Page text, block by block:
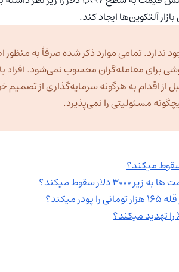
آلتکوین‌ها ایجاد کند.
ندارد. تمامی موارد ذکر شده صرفاً به منظور
برای معامله‌گران محسوب نمی‌شود.
از اقدام به هرگونه سرمایه‌گذاری از
مسئولیتی را نمی‌پذیرد.